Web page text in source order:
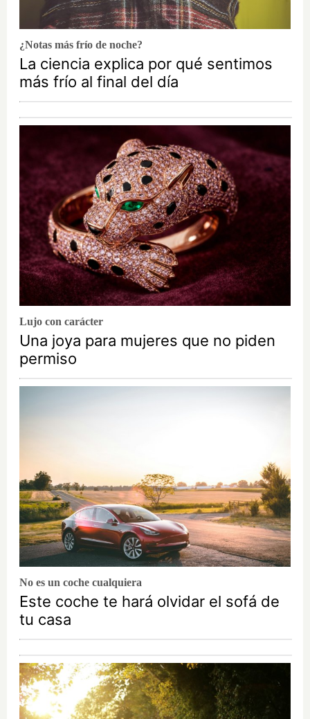
¿Notas más frío de noche?
La ciencia explica por qué sentimos
más frío al final del día
Lujo con carácter
Una joya para mujeres que no piden
permiso
No es un coche cualquiera
Este coche te hará olvidar el sofá de
tu casa